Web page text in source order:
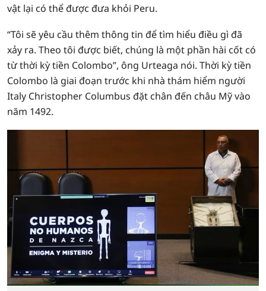
vật lại có thể được đưa khỏi Peru.
“Tôi sẽ yêu cầu thêm thông tin để tìm hiểu điều gì đã
xảy ra. Theo tôi được biết, chúng là một phần hài cốt có
từ thời kỳ tiền Colombo”, ông Urteaga nói. Thời kỳ tiền
Colombo là giai đoạn trước khi nhà thám hiểm người
Italy Christopher Columbus đặt chân đến châu Mỹ vào
năm 1492.